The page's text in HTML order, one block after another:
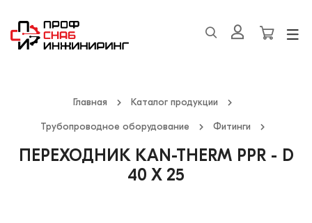
Главная Каталог продукции
Трубопроводное оборудование Фитинги
ПЕРЕХОДНИК KAN-THERM PPR - D
40 X 25